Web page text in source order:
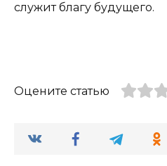
служит благу будущего.
Оцените статью